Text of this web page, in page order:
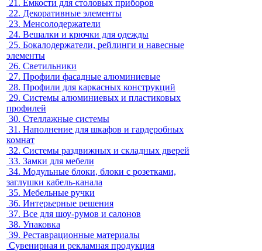
21. Емкости для столовых приборов
22. Декоративные элементы
23. Менсолодержатели
24. Вешалки и крючки для одежды
25. Бокалодержатели, рейлинги и навесные
элементы
26. Светильники
27. Профили фасадные алюминиевые
28. Профили для каркасных конструкций
29. Системы алюминиевых и пластиковых
профилей
30. Стеллажные системы
31. Наполнение для шкафов и гардеробных
комнат
32. Системы раздвижных и складных дверей
33. Замки для мебели
34. Модульные блоки, блоки с розетками,
заглушки кабель-канала
35. Мебельные ручки
36. Интерьерные решения
37. Все для шоу-румов и салонов
38. Упаковка
39. Реставрационные материалы
Сувенирная и рекламная продукция